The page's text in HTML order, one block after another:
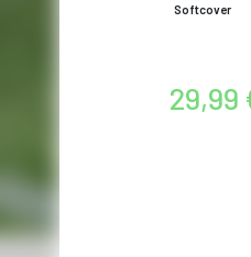
Softcover
29,99